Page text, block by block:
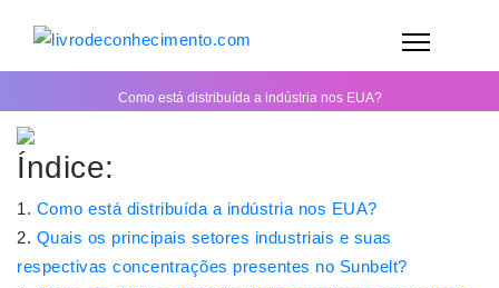
Como está distribuída a indústria nos EUA?
Índice:
Como está distribuída a indústria nos EUA?
Quais os principais setores industriais e suas
respectivas concentrações presentes no Sunbelt?